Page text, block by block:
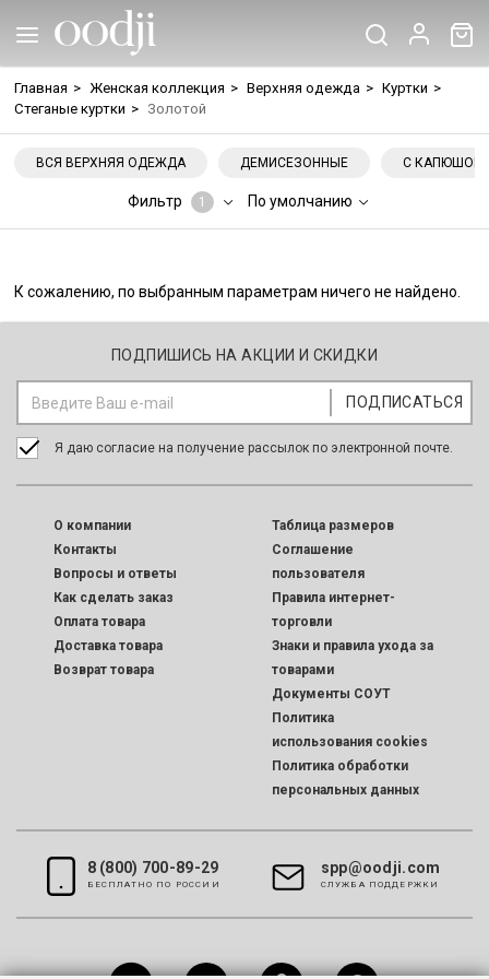
Главная > Женская коллекция > Верхняя одежда > Куртки >
Стеганые куртки > Золотой
ВСЯ ВЕРХНЯЯ ОДЕЖДА ДЕМИСЕЗОННЫЕ С
Фильтр 1 По умолчанию
К сожалению, по выбранным параметрам ничего не найдено.
ПОДПИШИСЬ НА АКЦИИ И СКИДКИ
Я даю согласие на получение рассылок по электронной почте.
O компании
Контакты
Вопросы и ответы
Как сделать заказ
Оплата товара
Доставка товара
Возврат товара
Таблица размеров
Соглашение
пользователя
Правила интернет-
торговли
Знаки и правила ухода за
товарами
Документы СОУТ
Политика
использования cookies
Политика обработки
персональных данных
8 (800) 700-89-29
БЕСПЛАТНО ПО РОССИИ
spp@oodji.com
CЛУЖБА ПОДДЕРЖКИ